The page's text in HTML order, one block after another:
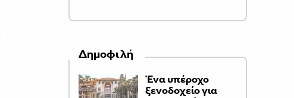
Δημοφιλή
Ένα υπέροχο
ξενοδοχείο για